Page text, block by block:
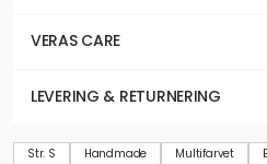
VERAS CARE
LEVERING & RETURNERING
Str. S Handmade Multifarvet